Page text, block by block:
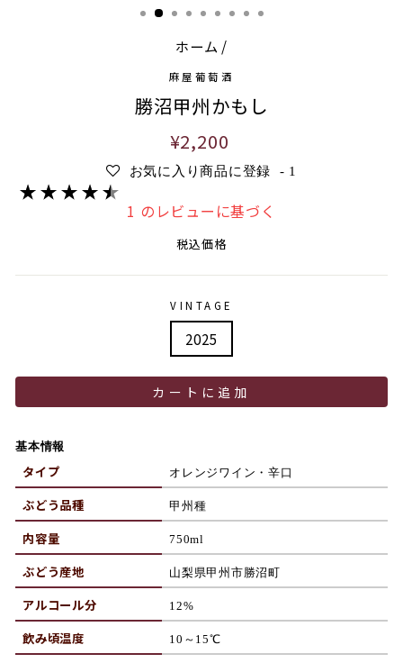
ホーム /
麻屋葡萄酒
勝沼甲州かもし
通
価
¥2,200
お気に入り商品に登録 - 1
1 のレビューに基づく
税込価格
VINTAGE
2025
カートに追加
基本情報
タイプ オレンジワイン・辛口
ぶどう品種 甲州種
内容量 750ml
ぶどう産地 山梨県甲州市勝沼町
アルコール分 12%
飲み頃温度 10～15℃